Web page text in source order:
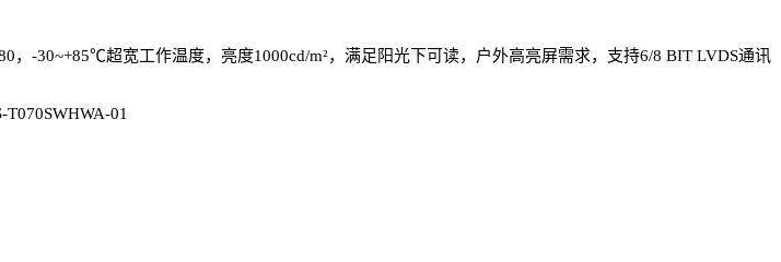
，-30~+85℃超宽工作温度，亮度1000cd/m²，满足阳光下可读，户外高亮屏需求，支持6/8 BIT LVDS通讯